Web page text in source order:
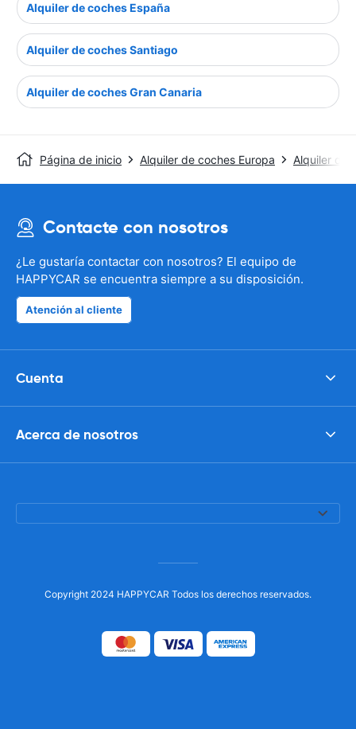
Alquiler de coches España
Alquiler de coches Santiago
Alquiler de coches Gran Canaria
Página de inicio Alquiler de coches Europa Alquiler de
Contacte con nosotros
¿Le gustaría contactar con nosotros? El equipo de
HAPPYCAR se encuentra siempre a su disposición.
Atención al cliente
Cuenta
Acerca de nosotros
Copyright 2024 HAPPYCAR Todos los derechos reservados.